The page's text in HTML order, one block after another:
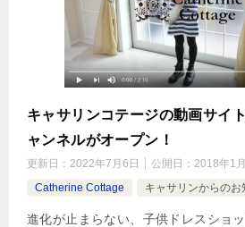
キャサリンコテージの動画サイ
ャンネルがオープン！
更新日： 2022年7月6日 公開日： 2018年1
Catherine Cottage
キャサリンからのお
進化が止まらない、子供ドレスショ